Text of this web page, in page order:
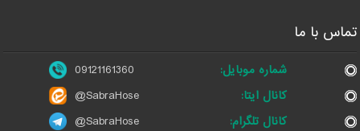
تماس با ما
شماره موبایل:
09121161360
کانال ایتا:
@SabraHose
کانال تلگرام:
@SabraHose